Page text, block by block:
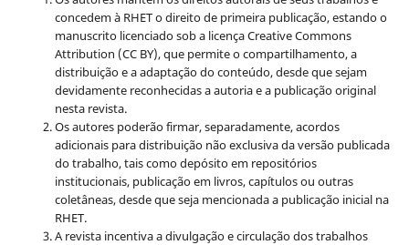
concedem à RHET o direito de primeira publicação, estando o
manuscrito licenciado sob a licençaCreative Commons
Attribution (CC BY), que permite o compartilhamento, a
distribuição e a adaptação do conteúdo, desde que sejam
devidamente reconhecidas a autoria e a publicação original
nesta revista.
Os autores poderão firmar, separadamente, acordos
adicionais para distribuição não exclusiva da versão publicada
do trabalho, tais como depósito em repositórios
institucionais, publicação em livros, capítulos ou outras
coletâneas, desde que seja mencionada a publicação inicial na
RHET.
A revista incentiva a divulgação e circulação dos trabalhos